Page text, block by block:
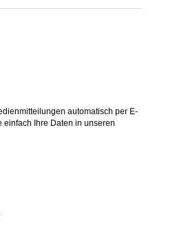
automatisch per E-
Ihre Daten in unseren